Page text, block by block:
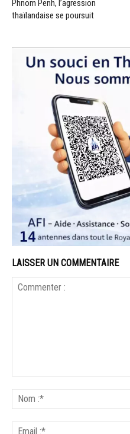
Phnom Penh, l’agression
thaïlandaise se poursuit
LAISSER UN COMMENTAIRE